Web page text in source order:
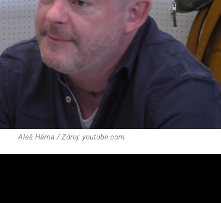
Aleš Háma / Zdroj: youtube.com